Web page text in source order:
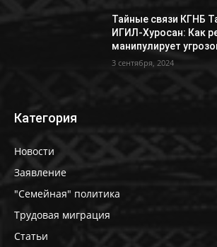
Тайные связи КГНБ
ИГИЛ-Хуросан: Как
манипулирует
3 сентября, 2024
Категория
Новости
Заявление
"Семейная" политика
Трудовая миграция
Статьи